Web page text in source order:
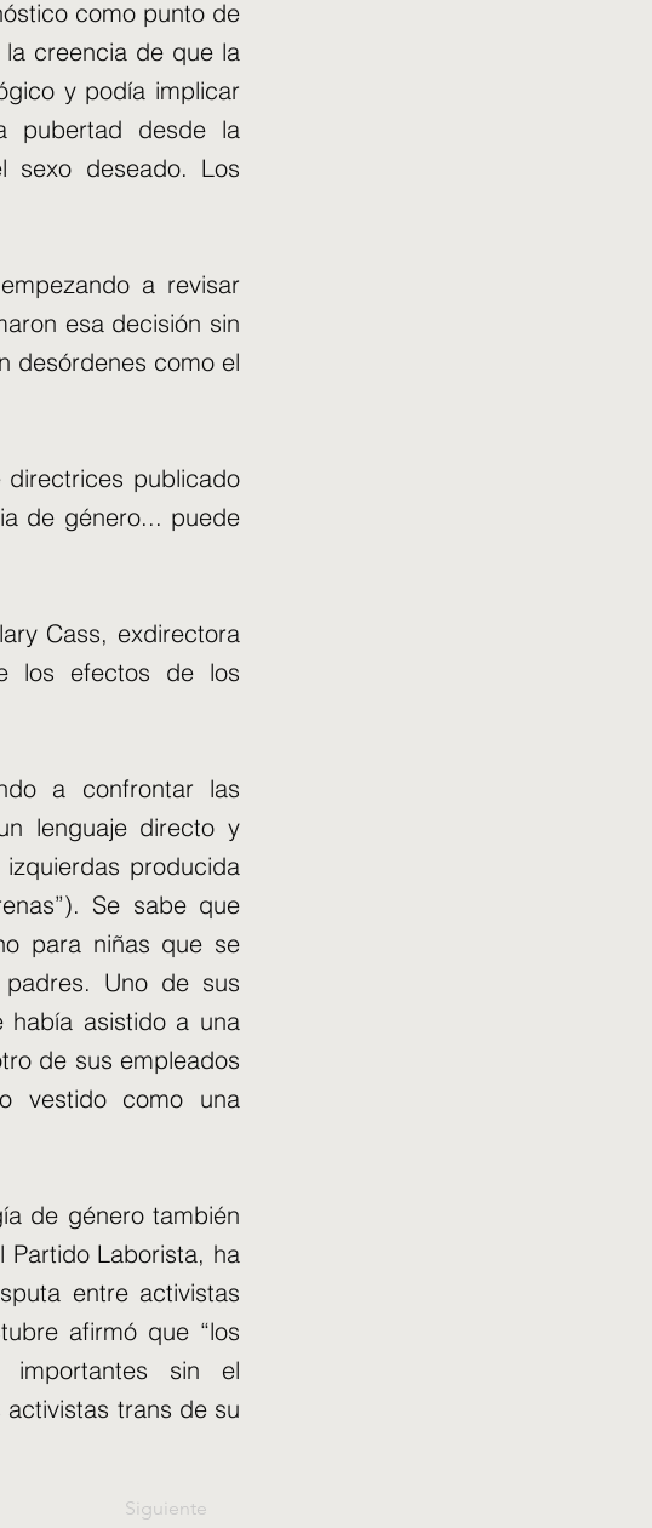
como punto de
creencia de que la
y podía implicar
pubertad desde la
sexo deseado. Los
a revisar
esa decisión sin
desórdenes como el
publicado
de género... puede
Cass, exdirectora
los efectos de los
a confrontar las
lenguaje directo y
producida
Se sabe que
para niñas que se
Uno de sus
había asistido a una
de sus empleados
vestido como una
de género también
Partido Laborista, ha
entre activistas
afirmó que “los
importantes sin el
trans de su
Siguiente